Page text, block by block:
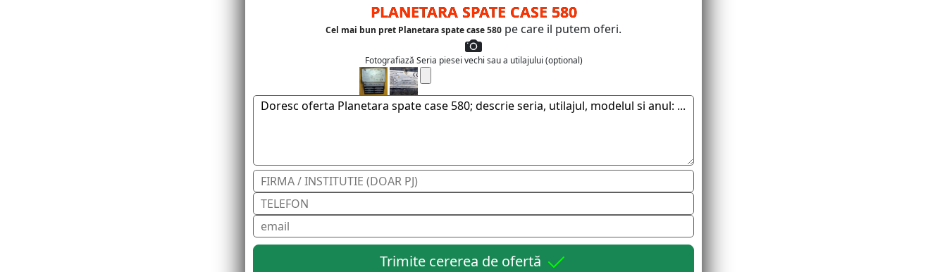
PLANETARA SPATE CASE 580
Cel mai bun pret Planetara spate case 580 pe care il putem oferi.
Fotografiază Seria piesei vechi sau a utilajului (optional)
Trimite cererea de ofertă